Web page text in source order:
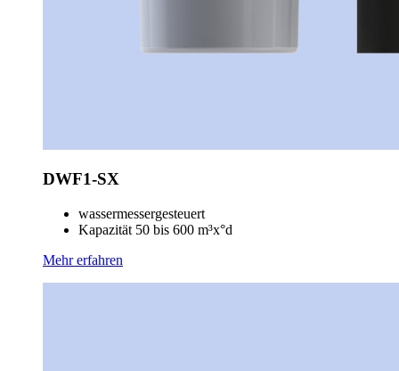
DWF1-SX
wassermessergesteuert
Kapazität 50 bis 600 m³x°d
Mehr erfahren